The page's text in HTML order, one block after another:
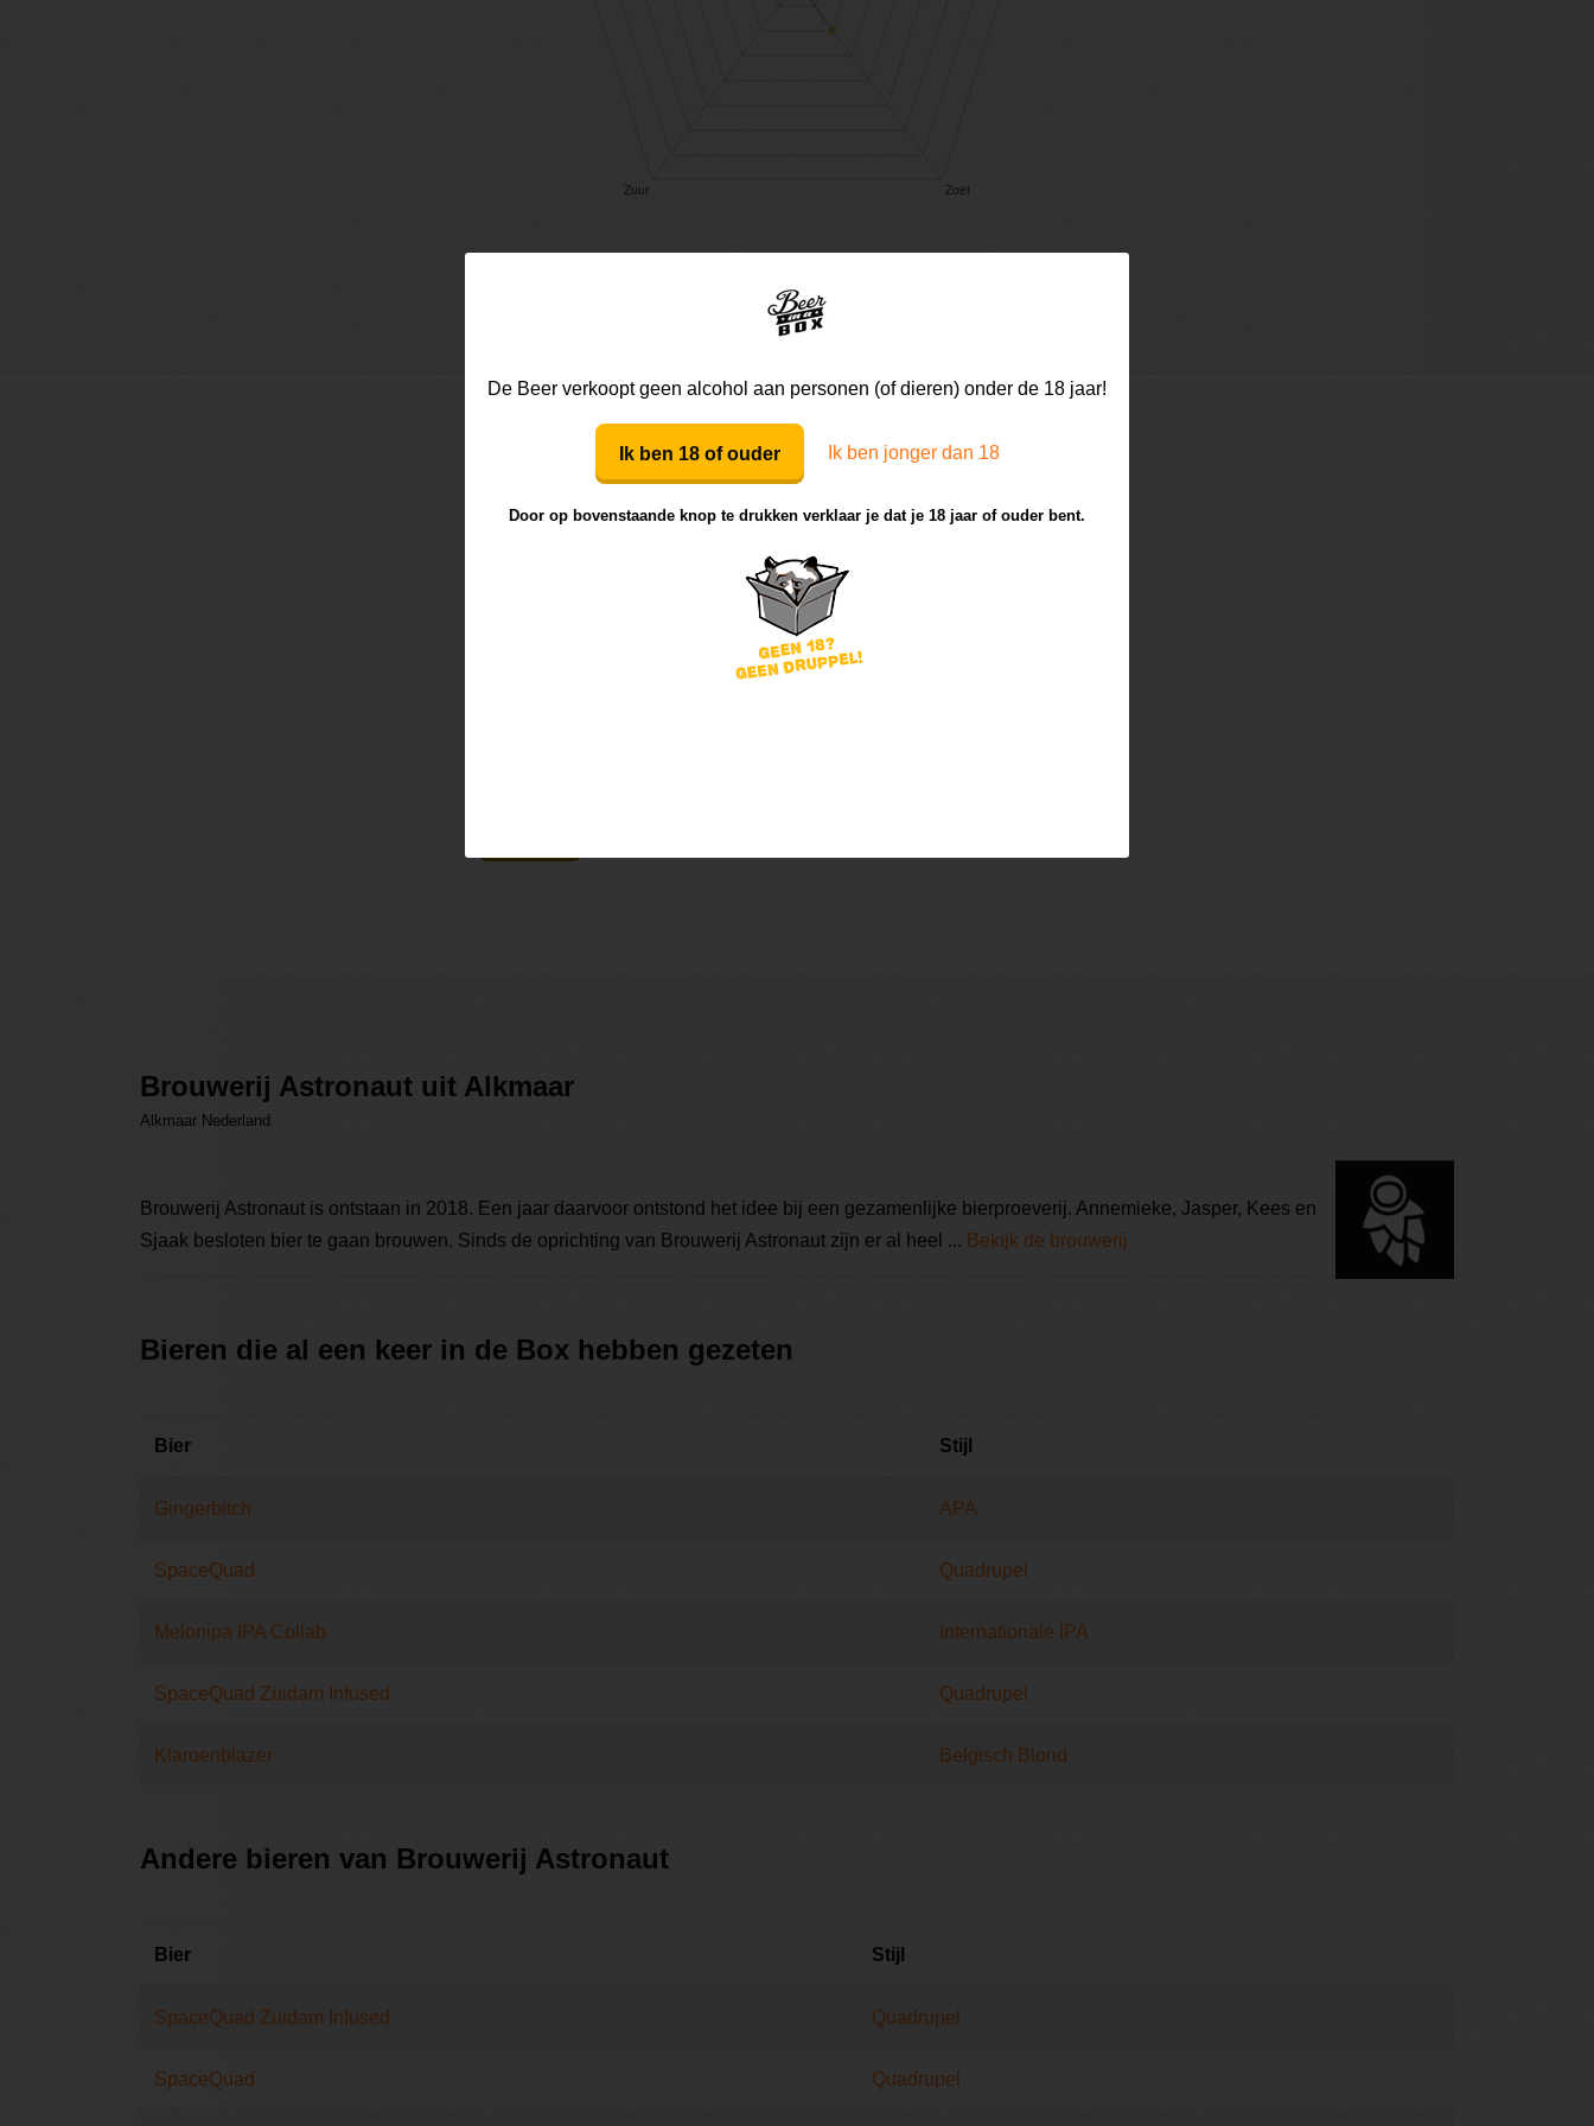
Mijn review bij dit bier
Brouwerij Astronaut uit Alkmaar
Alkmaar Nederland
Brouwerij Astronaut is ontstaan in 2018. Een jaar daarvoor ontstond het idee bij een gezamenlijke bierproeverij. Annemieke, Jasper, Kees en
Sjaak besloten bier te gaan brouwen. Sinds de oprichting van Brouwerij Astronaut zijn er al heel ... Bekijk de brouwerij
Bieren die al een keer in de Box hebben gezeten
Bier Stijl
Gingerbitch APA
SpaceQuad Quadrupel
Melonipa IPA Collab Internationale IPA
SpaceQuad Zuidam Infused Quadrupel
Klaroenblazer Belgisch Blond
Andere bieren van Brouwerij Astronaut
Bier Stijl
SpaceQuad Zuidam Infused Quadrupel
SpaceQuad Quadrupel
De Beer verkoopt geen alcohol aan personen (of dieren) onder de 18 jaar!
Ik ben 18 of ouder Ik ben jonger dan 18
Door op bovenstaande knop te drukken verklaar je dat je 18 jaar of ouder bent.